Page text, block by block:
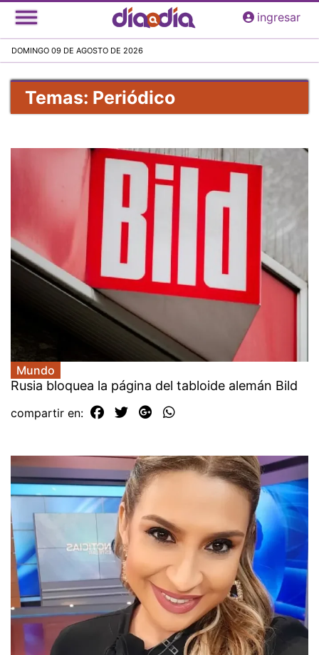
Pasar
al
principal
ingresar
DOMINGO 09 DE AGOSTO DE 2026
Temas: Periódico
Mundo
Rusia bloquea la página del tabloide alemán Bild
compartir en: